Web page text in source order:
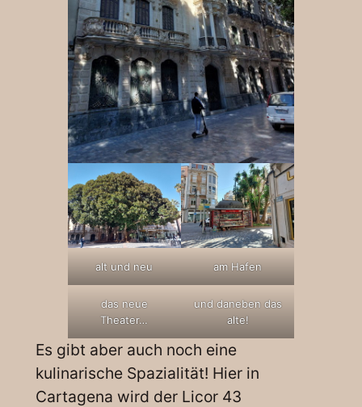
alt und neu am Hafen
das neue
Theater…
und daneben das
alte!
Es gibt aber auch noch eine
kulinarische Spazialität! Hier in
Cartagena wird der Licor 43